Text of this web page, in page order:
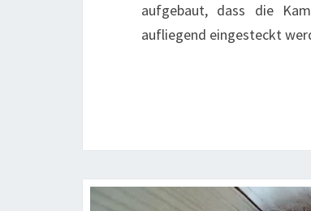
aufgebaut, dass die
aufliegend eingesteckt